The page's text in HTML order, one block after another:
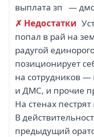
выплата зп —
✗ Недостатки
попал в рай на
радугой
позиционирует
на сотрудников
и ДМС, и прочие
На стенах
В
предыдущий